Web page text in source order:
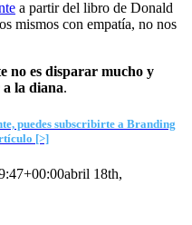
a partir del libro de Donald
mismos con empatía, no nos
no es disparar mucho y
la diana.
puedes subscribirte a Branding
[>]
abril 18th,